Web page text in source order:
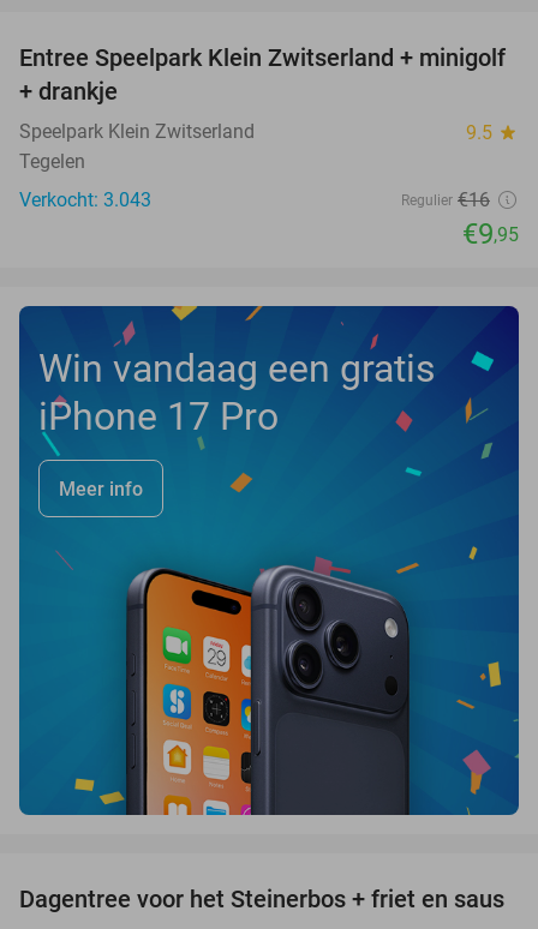
38%
Entree Speelpark Klein Zwitserland + minigolf
+ drankje
Speelpark Klein Zwitserland 9.5 star
Tegelen
Verkocht: 3.043
Regulier €16
€9,95
Win vandaag een gratis
iPhone 17 Pro
Meer info
37%
Dagentree voor het Steinerbos + friet en saus